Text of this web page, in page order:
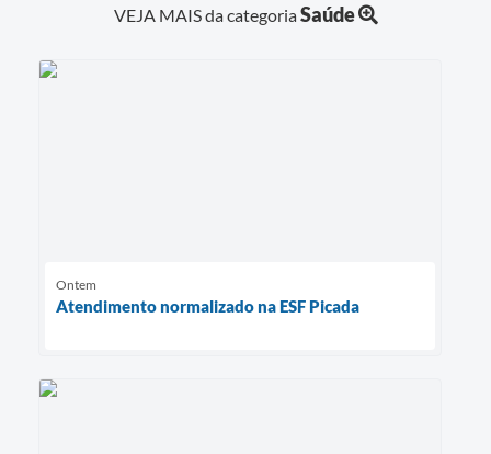
VEJA MAIS da categoriaSaúde
Ontem
Atendimento normalizado na ESF Picada